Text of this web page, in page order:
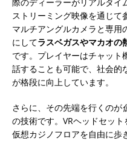
ストリーミング映像を通じて
マルチアングルカメラと専用
にしてラスベガスやマカオの
です。プレイヤーはチャット
話することも可能で、社会的
が格段に向上しています。
さらに、その先端を行くのが
の技術です。VRヘッドセッ
仮想カジノフロアを自由に歩